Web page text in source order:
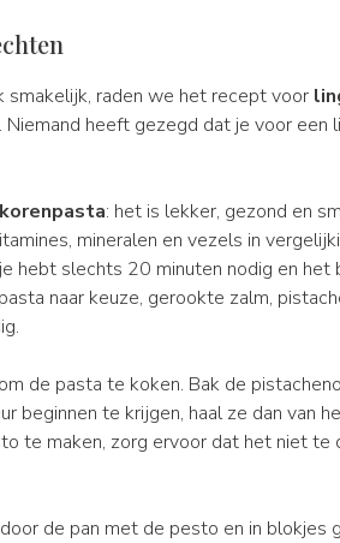
smakelijk, raden we het recept voor
Niemand heeft gezegd dat je voor een
: het is lekker, gezond en
mineralen en vezels in
hebt slechts 20 minuten nodig en
naar keuze, gerookte zalm,
de pasta te koken. Bak de
beginnen te krijgen, haal ze dan van
te maken, zorg ervoor dat het niet te
de pan met de pesto en in blokjes